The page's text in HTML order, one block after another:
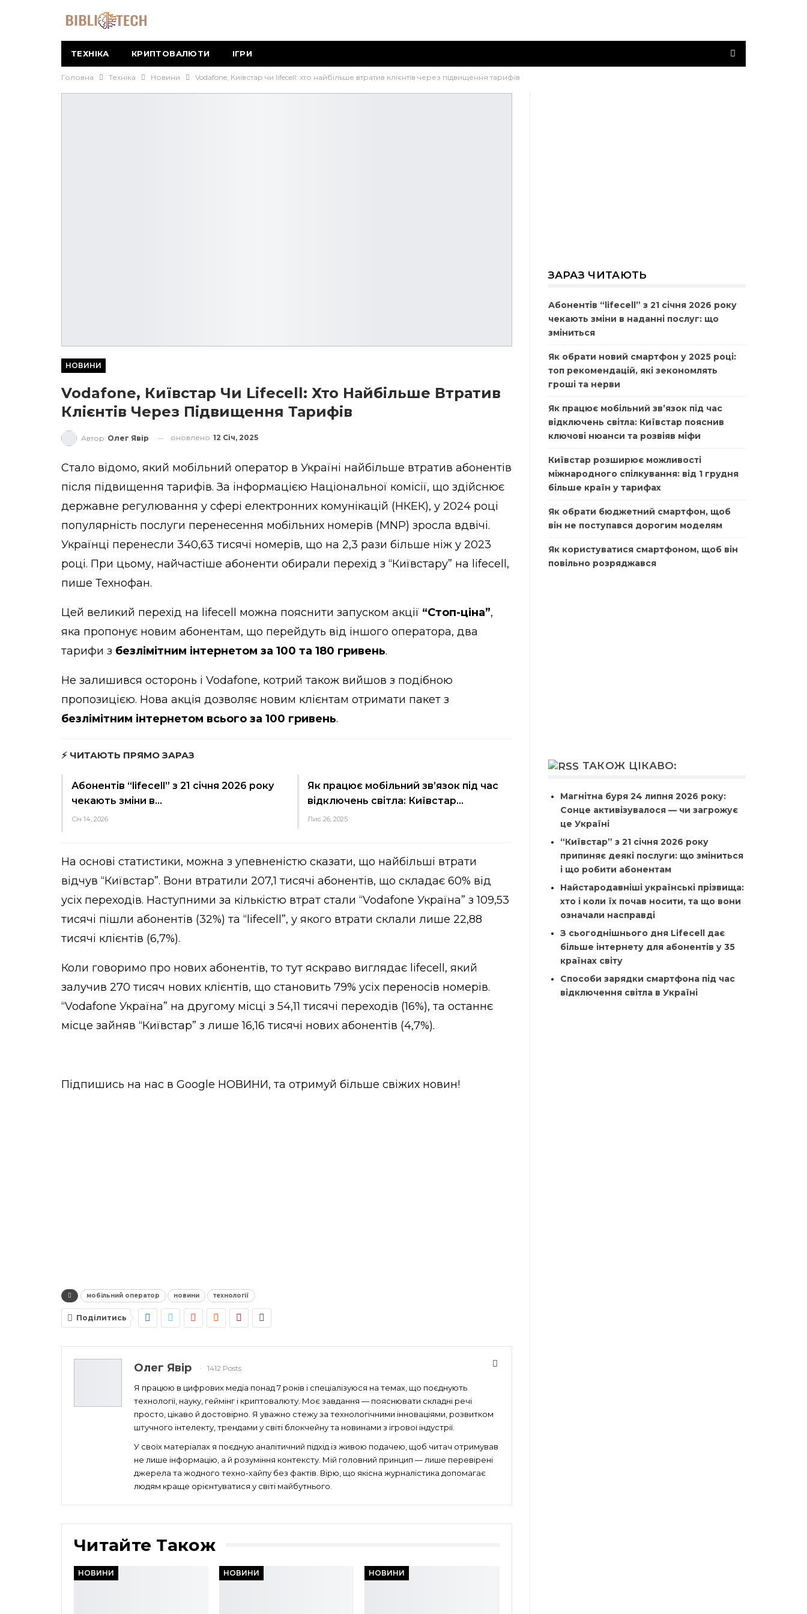
ТЕХНІКА КРИПТОВАЛЮТИ ІГРИ
Головна Техніка Новини Vodafone, Київстар чи lifecell: хто найбільше втратив клієнтів через підвищення тарифів
НОВИНИ
Vodafone, Київстар Чи Lifecell: Хто Найбільше Втратив
Клієнтів Через Підвищення Тарифів
Автор Олег Явір оновлено 12 Січ, 2025
Стало відомо, який мобільний оператор в Україні найбільше втратив абонентів
після підвищення тарифів. За інформацією Національної комісії, що здійснює
державне регулювання у сфері електронних комунікацій (НКЕК), у 2024 році
популярність послуги перенесення мобільних номерів (MNP) зросла вдвічі.
Українці перенесли 340,63 тисячі номерів, що на 2,3 рази більше ніж у 2023
році. При цьому, найчастіше абоненти обирали перехід з “Київстару” на lifecell,
пише Технофан.
Цей великий перехід на lifecell можна пояснити запуском акції “Стоп-ціна”,
яка пропонує новим абонентам, що перейдуть від іншого оператора, два
тарифи з безлімітним інтернетом за 100 та 180 гривень.
Не залишився осторонь і Vodafone, котрий також вийшов з подібною
пропозицією. Нова акція дозволяє новим клієнтам отримати пакет з
безлімітним інтернетом всього за 100 гривень.
⚡ ЧИТАЮТЬ ПРЯМО ЗАРАЗ
Абонентів “lifecell” з 21 січня 2026 року
чекають зміни в…
Січ 14, 2026
Як працює мобільний зв’язок під час
відключень світла: Київстар…
Лис 26, 2025
На основі статистики, можна з упевненістю сказати, що найбільші втрати
відчув “Київстар”. Вони втратили 207,1 тисячі абонентів, що складає 60% від
усіх переходів. Наступними за кількістю втрат стали “Vodafone Україна” з 109,53
тисячі пішли абонентів (32%) та “lifecell”, у якого втрати склали лише 22,88
тисячі клієнтів (6,7%).
Коли говоримо про нових абонентів, то тут яскраво виглядає lifecell, який
залучив 270 тисяч нових клієнтів, що становить 79% усіх переносів номерів.
“Vodafone Україна” на другому місці з 54,11 тисячі переходів (16%), та останнє
місце зайняв “Київстар” з лише 16,16 тисячі нових абонентів (4,7%).
Підпишись на нас в Google НОВИНИ, та отримуй більше свіжих новин!
мобільний оператор новини технології
Поділитись
Олег Явір 1412 Posts
Я працюю в цифрових медіа понад 7 років і спеціалізуюся на темах, що поєднують
технології, науку, геймінг і криптовалюту. Моє завдання — пояснювати складні речі
просто, цікаво й достовірно. Я уважно стежу за технологічними інноваціями, розвитком
штучного інтелекту, трендами у світі блокчейну та новинами з ігрової індустрії.
У своїх матеріалах я поєдную аналітичний підхід із живою подачею, щоб читач отримував
не лише інформацію, а й розуміння контексту. Мій головний принцип — лише перевірені
джерела та жодного техно-хайпу без фактів. Вірю, що якісна журналістика допомагає
людям краще орієнтуватися у світі майбутнього.
Читайте Також
НОВИНИ НОВИНИ НОВИНИ
ЗАРАЗ ЧИТАЮТЬ
Абонентів “lifecell” з 21 січня 2026 року
чекають зміни в наданні послуг: що
зміниться
Як обрати новий смартфон у 2025 році:
топ рекомендацій, які зекономлять
гроші та нерви
Як працює мобільний зв’язок під час
відключень світла: Київстар пояснив
ключові нюанси та розвіяв міфи
Київстар розширює можливості
міжнародного спілкування: від 1 грудня
більше країн у тарифах
Як обрати бюджетний смартфон, щоб
він не поступався дорогим моделям
Як користуватися смартфоном, щоб він
повільно розряджався
ТАКОЖ ЦІКАВО:
Магнітна буря 24 липня 2026 року:
Сонце активізувалося — чи загрожує
це Україні
“Київстар” з 21 січня 2026 року
припиняє деякі послуги: що зміниться
і що робити абонентам
Найстародавніші українські прізвища:
хто і коли їх почав носити, та що вони
означали насправді
З сьогоднішнього дня Lifecell дає
більше інтернету для абонентів у 35
країнах світу
Способи зарядки смартфона під час
відключення світла в Україні